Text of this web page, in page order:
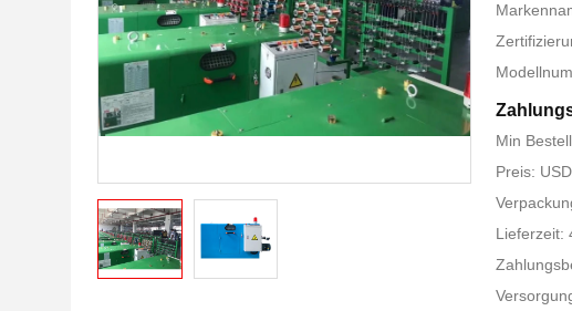
Min
Preis:
Lieferzeit: